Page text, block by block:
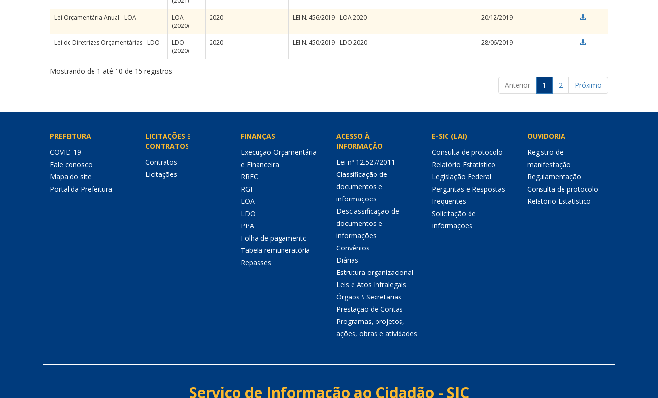
Lei Orçamentária Anual - LOA
LOA
(2020)
2020 LEI N. 456/2019 - LOA 2020 20/12/2019
Lei de Diretrizes Orçamentárias - LDO
LDO
(2020)
2020 LEI N. 450/2019 - LDO 2020 28/06/2019
Mostrando de 1 até 10 de 15 registros
Anterior
1 2 Próximo
PREFEITURA
COVID-19
Fale conosco
Mapa do site
Portal da Prefeitura
LICITAÇÕES E
CONTRATOS
Contratos
Licitações
FINANÇAS
Execução Orçamentária
e Financeira
RREO
RGF
LOA
LDO
PPA
Folha de pagamento
Tabela remuneratória
Repasses
ACESSO À
INFORMAÇÃO
Lei nº 12.527/2011
Classificação de
documentos e
informações
Desclassificação de
documentos e
informações
Convênios
Diárias
Estrutura organizacional
Leis e Atos Infralegais
Órgãos \ Secretarias
Prestação de Contas
Programas, projetos,
ações, obras e atividades
E-SIC (LAI)
Consulta de protocolo
Relatório Estatístico
Legislação Federal
Perguntas e Respostas
frequentes
Solicitação de
Informações
OUVIDORIA
Registro de
manifestação
Regulamentação
Consulta de protocolo
Relatório Estatístico
Serviço de Informação ao Cidadão - SIC